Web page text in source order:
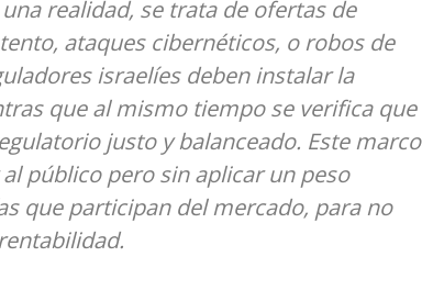
realidad, se trata de ofertas de
ataques cibernéticos, o robos de
israelíes deben instalar la
que al mismo tiempo se verifica que
justo y balanceado. Este marco
público pero sin aplicar un peso
que participan del mercado, para no